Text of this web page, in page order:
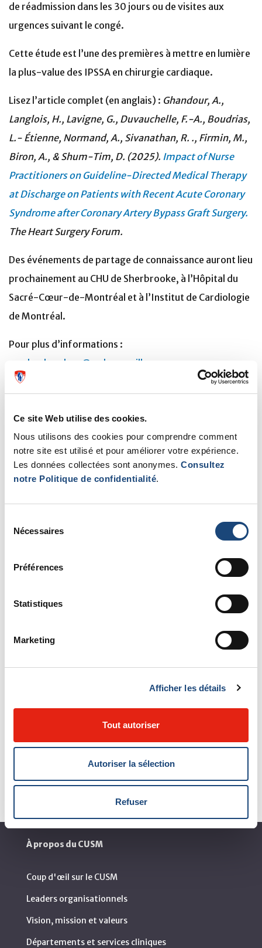
Ce site Web utilise des cookies.
Nous utilisons des cookies pour comprendre comment
notre site est utilisé et pour améliorer votre expérience.
Les données collectées sont anonymes. Consultez
notre Politique de confidentialité.
Nécessaires
Préférences
Statistiques
Marketing
Afficher les détails
Tout autoriser
Autoriser la sélection
Refuser
de réadmission dans les 30 jours ou de visites aux
urgences suivant le congé.
Cette étude est l’une des premières à mettre en lumière
la plus-value des IPSSA en chirurgie cardiaque.
Lisez l’article complet (en anglais) : Ghandour, A.,
Langlois, H., Lavigne, G., Duvauchelle, F.-A., Boudrias,
L.- Étienne, Normand, A., Sivanathan, R. ., Firmin, M.,
Biron, A., & Shum-Tim, D. (2025). Impact of Nurse
Practitioners on Guideline-Directed Medical Therapy
at Discharge on Patients with Recent Acute Coronary
Syndrome after Coronary Artery Bypass Graft Surgery.
The Heart Surgery Forum.
Des événements de partage de connaissance auront lieu
prochainement au CHU de Sherbrooke, à l’Hôpital du
Sacré-Cœur-de-Montréal et à l’Institut de Cardiologie
de Montréal.
Pour plus d’informations :
amale.ghandour@muhc.mcgill.ca
À propos du CUSM
Coup d'œil sur le CUSM
Leaders organisationnels
Vision, mission et valeurs
Départements et services cliniques